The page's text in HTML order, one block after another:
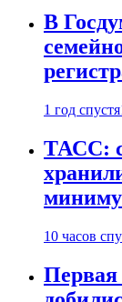
В
1 год спустя
ТАСС:
10 часов
Первая